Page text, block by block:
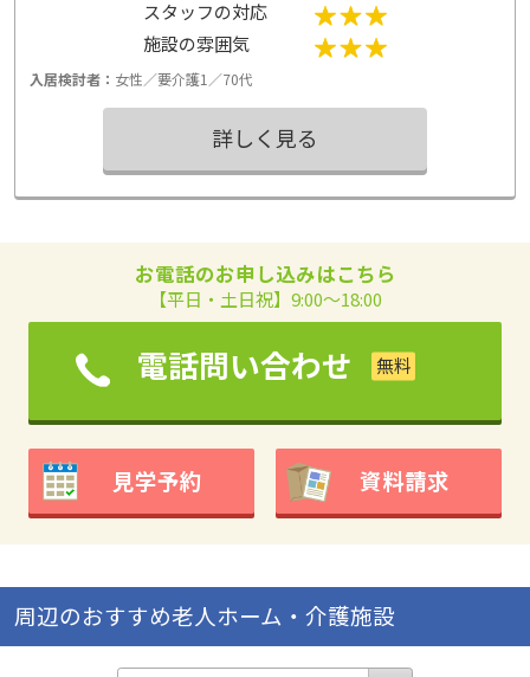
のではと思いました
スタッフの対応
施設の雰囲気
入居検討者： 女性／要介護1／70代
詳しく見る
お電話のお申し込みはこちら
【平日・土日祝】9:00～18:00
電話問い合わせ
見学予約 資料請求
周辺のおすすめ老人ホーム・介護施設